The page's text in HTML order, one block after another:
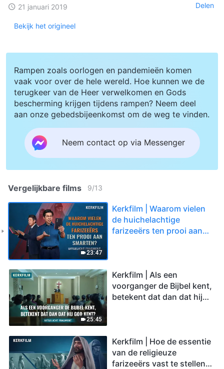
21 januari 2019 Delen
Bekijk het origineel
Rampen zoals oorlogen en pandemieën komen
vaak voor over de hele wereld. Hoe kunnen we de
terugkeer van de Heer verwelkomen en Gods
bescherming krijgen tijdens rampen? Neem deel
aan onze gebedsbijeenkomst om de weg te vinden.
Neem contact op via Messenger
Vergelijkbare films 9/13
23:47
Kerkfilm | Waarom vielen
de huichelachtige
farizeeërs ten prooi aan
25:45
Kerkfilm | Als een
voorganger de Bijbel kent,
betekent dat dan dat hij
Kerkfilm | Hoe de essentie
van de religieuze
farizeeërs vast te stellen